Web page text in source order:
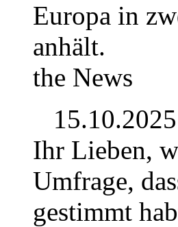
Europa in
anhält.
the News
15.10.2025
Ihr Lieben,
Umfrage,
gestimmt